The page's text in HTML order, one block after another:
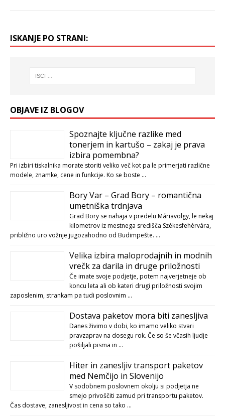
ISKANJE PO STRANI:
OBJAVE IZ BLOGOV
Spoznajte ključne razlike med
tonerjem in kartušo – zakaj je prava
izbira pomembna?
Pri izbiri tiskalnika morate storiti veliko več kot pa le primerjati različne
modele, znamke, cene in funkcije. Ko se boste …
Bory Var – Grad Bory – romantična
umetniška trdnjava
Grad Bory se nahaja v predelu Máriavölgy, le nekaj
kilometrov iz mestnega središča Székesfehérvára,
približno uro vožnje jugozahodno od Budimpešte. …
Velika izbira maloprodajnih in modnih
vrečk za darila in druge priložnosti
Če imate svoje podjetje, potem najverjetneje ob
koncu leta ali ob kateri drugi priložnosti svojim
zaposlenim, strankam pa tudi poslovnim …
Dostava paketov mora biti zanesljiva
Danes živimo v dobi, ko imamo veliko stvari
pravzaprav na dosegu rok. Če so še včasih ljudje
pošiljali pisma in …
Hiter in zanesljiv transport paketov
med Nemčijo in Slovenijo
V sodobnem poslovnem okolju si podjetja ne
smejo privoščiti zamud pri transportu paketov.
Čas dostave, zanesljivost in cena so tako …